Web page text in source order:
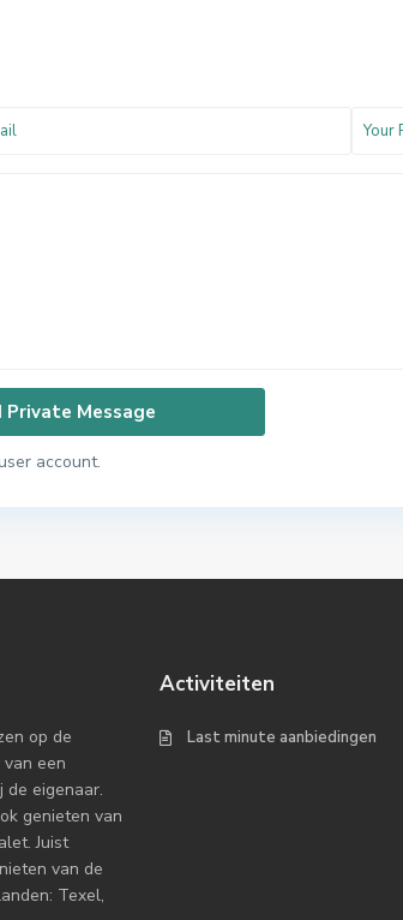
account.
op de
een
de eigenaar.
genieten van
Juist
van de
Texel,
Activiteiten
Last minute aanbiedingen